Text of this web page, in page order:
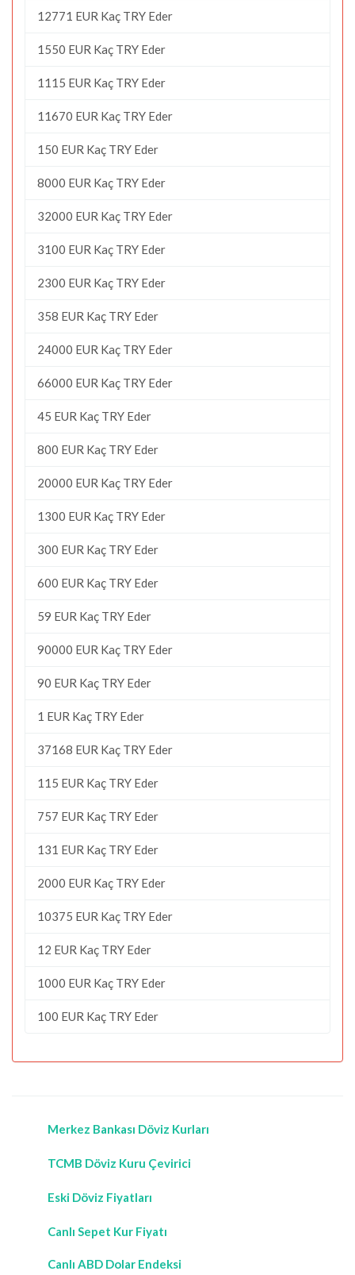
12771 EUR Kaç TRY Eder
1550 EUR Kaç TRY Eder
1115 EUR Kaç TRY Eder
11670 EUR Kaç TRY Eder
150 EUR Kaç TRY Eder
8000 EUR Kaç TRY Eder
32000 EUR Kaç TRY Eder
3100 EUR Kaç TRY Eder
2300 EUR Kaç TRY Eder
358 EUR Kaç TRY Eder
24000 EUR Kaç TRY Eder
66000 EUR Kaç TRY Eder
45 EUR Kaç TRY Eder
800 EUR Kaç TRY Eder
20000 EUR Kaç TRY Eder
1300 EUR Kaç TRY Eder
300 EUR Kaç TRY Eder
600 EUR Kaç TRY Eder
59 EUR Kaç TRY Eder
90000 EUR Kaç TRY Eder
90 EUR Kaç TRY Eder
1 EUR Kaç TRY Eder
37168 EUR Kaç TRY Eder
115 EUR Kaç TRY Eder
757 EUR Kaç TRY Eder
131 EUR Kaç TRY Eder
2000 EUR Kaç TRY Eder
10375 EUR Kaç TRY Eder
12 EUR Kaç TRY Eder
1000 EUR Kaç TRY Eder
100 EUR Kaç TRY Eder
Merkez Bankası Döviz Kurları
TCMB Döviz Kuru Çevirici
Eski Döviz Fiyatları
Canlı Sepet Kur Fiyatı
Canlı ABD Dolar Endeksi